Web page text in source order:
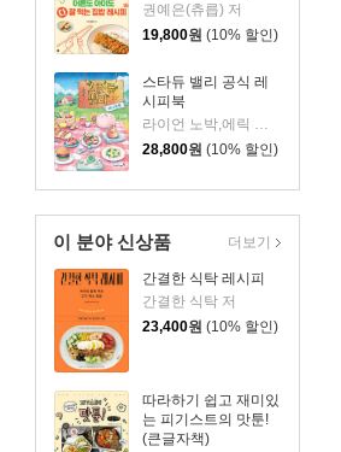
권예은(츄릅) 저
19,800원 (10% 할인)
스타듀 밸리 공식 레
시피북
라이언 노박,에릭 바론(컨선드에이프) 저/정연주 역
28,800원 (10% 할인)
이 분야 신상품
간결한 식탁 레시피
간결한 식탁 저
23,400원 (10% 할인)
따라하기 쉽고 재미있
는 피기스트의 맛툰!
(큰글자책)
더보기